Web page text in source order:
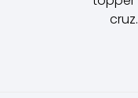
cruz.